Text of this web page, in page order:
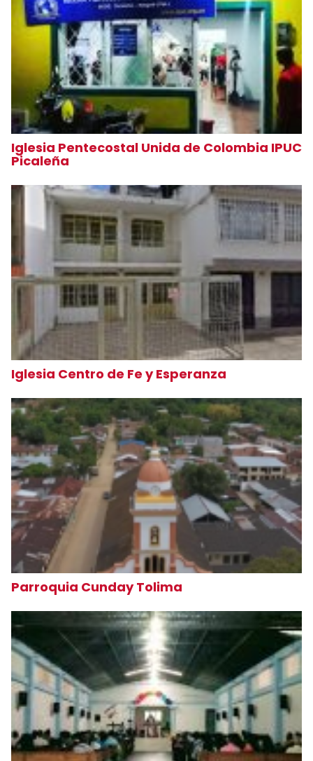
Iglesia Pentecostal Unida de Colombia IPUC
Picaleña
Iglesia Centro de Fe y Esperanza
Parroquia Cunday Tolima